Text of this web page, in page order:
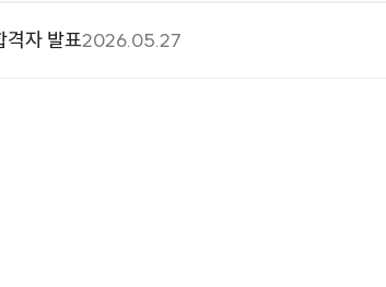
자 발표2026.05.27